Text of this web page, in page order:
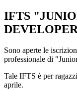
IFTS
Sono aperte le
professionale di
Tale IFTS è per
aprile.